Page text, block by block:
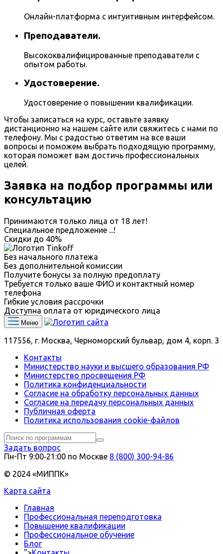
Онлайн-платформа с интуитивным интерфейсом.
Преподаватели.
Высококвалифицированные преподаватели с
опытом работы.
Удостоверение.
Удостоверение о повышении квалификации.
Чтобы записаться на курс, оставьте заявку
дистанционно на нашем сайте или свяжитесь с нами по
телефону. Мы с радостью ответим на все ваши
вопросы и поможем выбрать подходящую программу,
которая поможет вам достичь профессиональных
целей.
Заявка на подбор программы или
консультацию
Принимаются только лица от 18 лет!
Специальное предложение ...!
Скидки до 40%
Без начального платежа
Без дополнительной комиссии
Получите бонусы за полную предоплату
Требуется только ваше ФИО и контактный номер
телефона
Гибкие условия рассрочки
Доступна оплата от юридического лица
Меню
117556, г. Москва, Черноморский бульвар, дом 4, корп. 3
Контакты
Министерство науки и высшего образования РФ
Министерство просвещения РФ
Политика конфиденциальности
Согласие на обработку персональных данных
Согласие на передачу персональных данных
Публичная оферта
Политика использования сookie-файлов
Задать вопрос
Пн-Пт 9:00‑21:00 по Москве 8 (800) 300-94-86
© 2024 «МИППК»
Карта сайта
Главная
Профессиональная переподготовка
Повышение квалификации
Профессиональное обучение
Блог